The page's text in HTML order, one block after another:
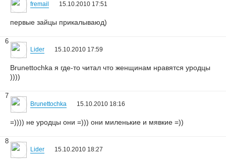
fremail 15.10.2010 17:51
первые зайцы прикалываюд)
6
Lider 15.10.2010 17:59
Brunettochka я где-то читал что женщинам нравятся уродцы
))))
7
Brunettochka 15.10.2010 18:16
=)))) не уродцы они =))) они миленькие и мявкие =))
8
Lider 15.10.2010 18:27